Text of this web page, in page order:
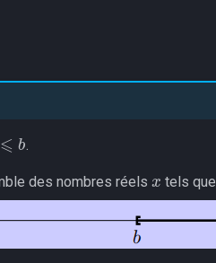
des nombres réels tels
x